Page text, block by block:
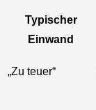
Typischer
Einwand
„Zu teuer“